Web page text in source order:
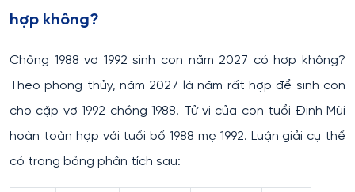
hợp không?
Chồng 1988 vợ 1992 sinh con năm 2027 có hợp không?
Theo phong thủy, năm 2027 là năm rất hợp để sinh con
cho cặp vợ 1992 chồng 1988. Tử vi của con tuổi Đinh Mùi
hoàn toàn hợp với tuổi bố 1988 mẹ 1992. Luận giải cụ thể
có trong bảng phân tích sau: